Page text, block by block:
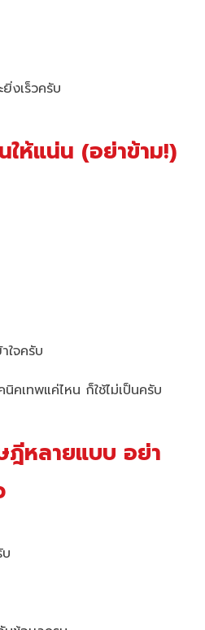
งเร็วครับ
ให้แน่น (อย่าข้าม!)
ใจครับ
คเทพแค่ไหน ก็ใช้ไม่เป็นครับ
ฎีหลายแบบ อย่า